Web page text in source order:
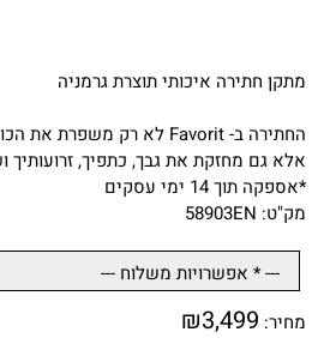
מתקן חתירה איכותי תוצרת גרמניה
החתירה ב- Favorit לא רק משפרת את הכושר ואת סיבולת לב ריאה,
אלא גם מחזקת את גבך, כתפיך, זרועותיך
*אספקה תוך 14 ימי עסקים
מק"ט: 58903EN
מחיר: ₪3,499